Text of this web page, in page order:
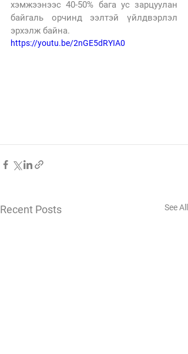
хэмжээнээс 40-50% бага ус зарцуулан
байгаль орчинд ээлтэй үйлдвэрлэл
эрхэлж байна.
https://youtu.be/2nGE5dRYIA0
Recent Posts See All